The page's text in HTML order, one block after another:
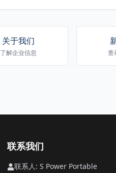
关于我们
了解企业信息 查
联系我们
联系人: S Power Portable